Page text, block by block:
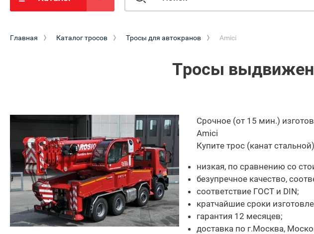
Текстильные
Цепные
Сроки изготовления
Оптовым покупателям
Гарантия
Возврат
Отзывы
Политика конфиденциальности
Главная Каталог тросов Тросы для автокранов Amici
Тросы
Срочное (от 15 мин.)
Amici
Купите трос (канат
низкая, по сравнению со
безупречное качество,
соответствие ГОСТ и DIN;
кратчайшие сроки
гарантия 12 месяцев;
доставка по г.Москва,